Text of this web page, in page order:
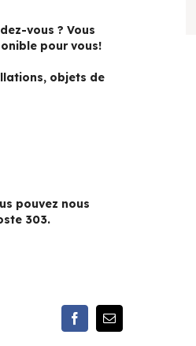
vous ? Vous
pour vous!
objets de
pouvez nous
303.
FacebookEmail